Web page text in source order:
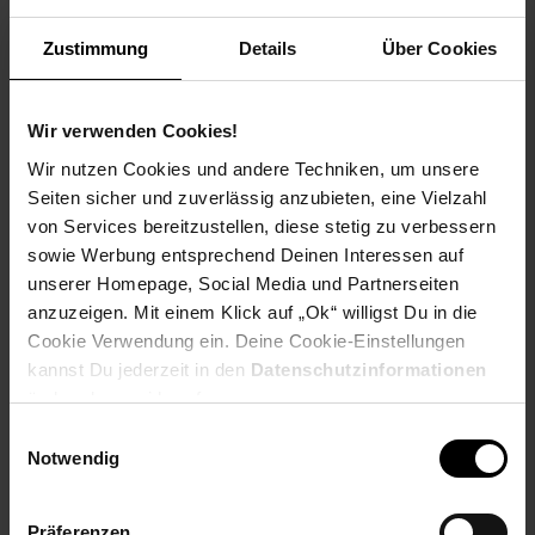
Zustimmung Details Über Cookies
Wir verwenden Cookies!
Wir nutzen Cookies und andere Techniken, um unsere
Seiten sicher und zuverlässig anzubieten, eine Vielzahl
von Services bereitzustellen, diese stetig zu verbessern
sowie Werbung entsprechend Deinen Interessen auf
unserer Homepage, Social Media und Partnerseiten
anzuzeigen. Mit einem Klick auf „Ok“ willigst Du in die
Cookie Verwendung ein. Deine Cookie-Einstellungen
kannst Du jederzeit in den Datenschutzinformationen
ändern bzw. widerrufen.
Notwendig
Die Version 3 des Rolektro E­Quads 25 ist mit einem
hochwertigen Lithium Akku
Ladevorgang außerhalb des E­Quads.
Es befindet sich reichlich Stauraum im Fahrzeug. Nicht nur
das große Topcase bietet
reichlich Staumöglichkeit, sondern es findet sich auch Platz
unter dem Sitz sowie in dem
kleinen Ablagefach mit Getränkehalterung vorne.
Das Rolektro E­Quad 25 V.3 ist Ihre Mobilitätsgarantie für den
Nahbereich und vereinbart
Fahrsicherheit, Komfort und Fahrfreude auf einzigartige Weise
zu einem überraschend günstigen
Rolektro ist eine innovative deutsche Marke mit über 10­